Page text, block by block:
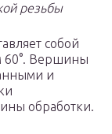
резьбы
собой
60°. Вершины
и
обработки.